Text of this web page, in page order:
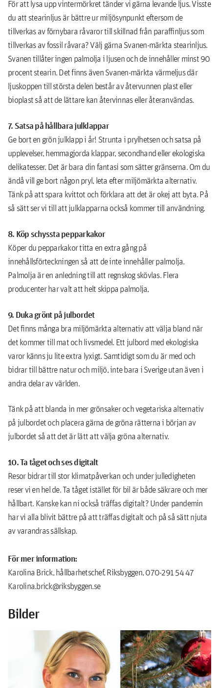
För att lysa upp vintermörkret tänder vi gärna levande ljus. Visste
du att stearinljus är bättre ur miljösynpunkt eftersom de
tillverkas av förnybara råvaror till skillnad från paraffinljus som
tillverkas av fossil råvara? Välj gärna Svanen-märkta stearinljus.
Svanen tillåter ingen palmolja i ljusen och de innehåller minst 90
procent stearin. Det finns även Svanen-märkta värmeljus där
ljuskoppen till största delen består av återvunnen plast eller
bioplast så att de lättare kan återvinnas eller återanvändas.
7. Satsa på hållbara julklappar
Ge bort en grön julklapp i år! Strunta i prylhetsen och satsa på
upplevelser, hemmagjorda klappar, secondhand eller ekologiska
delikatesser. Det är bara din fantasi som sätter gränserna. Om du
ändå vill ge bort någon pryl, leta efter miljömärkta alternativ.
Tänk på att spara kvittot och förklara att det är okej att byta. På
så sätt ser vi till att julklapparna också kommer till användning.
8. Köp schyssta pepparkakor
Köper du pepparkakor titta en extra gång på
innehållsförteckningen så att de inte innehåller palmolja.
Palmolja är en anledning till att regnskog skövlas. Flera
producenter har valt att helt skippa palmolja,
9. Duka grönt på julbordet
Det finns många bra miljömärkta alternativ att välja bland när
det kommer till mat och livsmedel. Ett julbord med ekologiska
varor känns ju lite extra lyxigt. Samtidigt som du är med och
bidrar till bättre natur och miljö, inte bara i Sverige utan även i
andra delar av världen.
Tänk på att blanda in mer grönsaker och vegetariska alternativ
på julbordet och placera gärna de gröna rätterna i början av
julbordet så att det är lätt att välja gröna alternativ.
10. Ta tåget och ses digitalt
Resor bidrar till stor klimatpåverkan och under julledigheten
reser vi en hel de. Ta tåget istället för bil är både säkrare och mer
hållbart. Kanske kan ni också träffas digitalt? Under pandemin
har vi alla blivit bättre på att träffas digitalt och på så sätt njuta
av varandras sällskap.
För mer information:
Karolina Brick, hållbarhetschef, Riksbyggen, 070-291 54 47
Karolina.brick@riksbyggen.se
Bilder